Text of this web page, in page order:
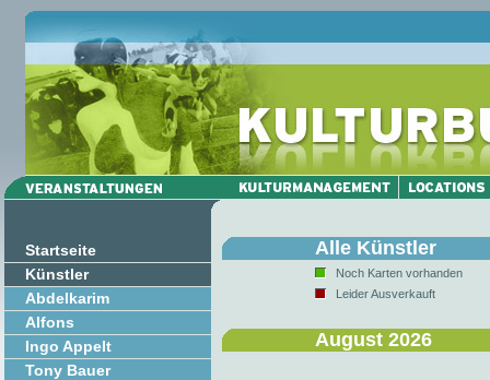
Startseite
Künstler
Abdelkarim
Alfons
Ingo Appelt
Tony Bauer
Alle Künstler
Noch Karten vorhanden
Leider Ausverkauft
August 2026